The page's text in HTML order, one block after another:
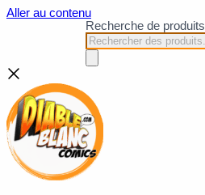
Aller au contenu
Recherche de produits